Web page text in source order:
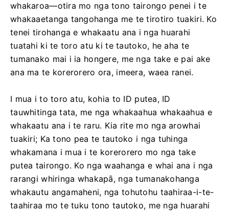
whakaroa—otira mo nga tono tairongo penei i te
whakaaetanga tangohanga me te tirotiro tuakiri. Ko
tenei tirohanga e whakaatu ana i nga huarahi
tuatahi ki te toro atu ki te tautoko, he aha te
tumanako mai i ia hongere, me nga take e pai ake
ana ma te korerorero ora, imeera, waea ranei.
I mua i to toro atu, kohia to ID putea, ID
tauwhitinga tata, me nga whakaahua whakaahua e
whakaatu ana i te raru. Kia rite mo nga arowhai
tuakiri; Ka tono pea te tautoko i nga tuhinga
whakamana i mua i te korerorero mo nga take
putea tairongo. Ko nga waahanga e whai ana i nga
rarangi whiringa whakapā, nga tumanakohanga
whakautu angamaheni, nga tohutohu taahiraa-i-te-
taahiraa mo te tuku tono tautoko, me nga huarahi